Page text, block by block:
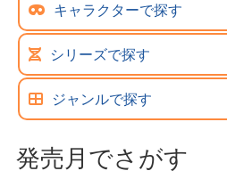
キャラクターで探す
シリーズで探す
ジャンルで探す
発売月でさがす